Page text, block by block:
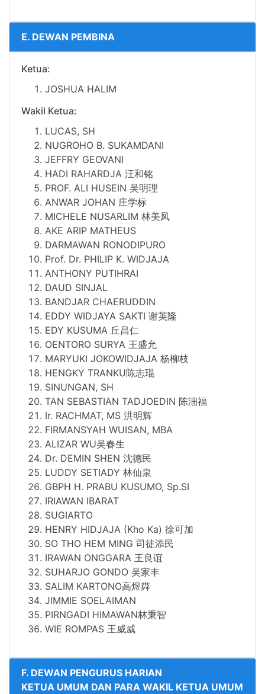
E. DEWAN PEMBINA
Ketua:
JOSHUA HALIM
Wakil Ketua:
LUCAS, SH
NUGROHO B. SUKAMDANI
JEFFRY GEOVANI
HADI RAHARDJA 汪和铭
PROF. ALI HUSEIN 吴明理
ANWAR JOHAN 庄学标
MICHELE NUSARLIM 林美凤
AKE ARIP MATHEUS
DARMAWAN RONODIPURO
Prof. Dr. PHILIP K. WIDJAJA
ANTHONY PUTIHRAI
DAUD SINJAL
BANDJAR CHAERUDDIN
EDDY WIDJAYA SAKTI 谢英隆
EDY KUSUMA 丘昌仁
OENTORO SURYA 王盛允
MARYUKI JOKOWIDJAJA 杨柳枝
HENGKY TRANKU陈志琨
SINUNGAN, SH
TAN SEBASTIAN TADJOEDIN 陈沺福
Ir. RACHMAT, MS 洪明辉
FIRMANSYAH WUISAN, MBA
ALIZAR WU吴春生
Dr. DEMIN SHEN 沈德民
LUDDY SETIADY 林仙泉
GBPH H. PRABU KUSUMO, Sp.SI
IRIAWAN IBARAT
SUGIARTO
HENRY HIDJAJA (Kho Ka) 徐可加
SO THO HEM MING 司徒添民
IRAWAN ONGGARA 王良谊
SUHARJO GONDO 吴家丰
SALIM KARTONO高煜粦
JIMMIE SOELAIMAN
PIRNGADI HIMAWAN林秉智
WIE ROMPAS 王威威
F. DEWAN PENGURUS HARIAN
KETUA UMUM DAN PARA WAKIL KETUA UMUM